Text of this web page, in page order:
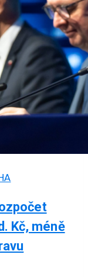
Kč, méně